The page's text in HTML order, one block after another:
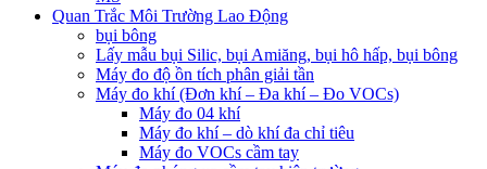
Quan Trắc Môi Trường Lao Động
bụi bông
Lấy mẫu bụi Silic, bụi Amiăng, bụi hô hấp, bụi bông
Máy đo độ ồn tích phân giải tần
Máy đo khí (Đơn khí – Đa khí – Đo VOCs)
Máy đo 04 khí
Máy đo khí – dò khí đa chỉ tiêu
Máy đo VOCs cầm tay